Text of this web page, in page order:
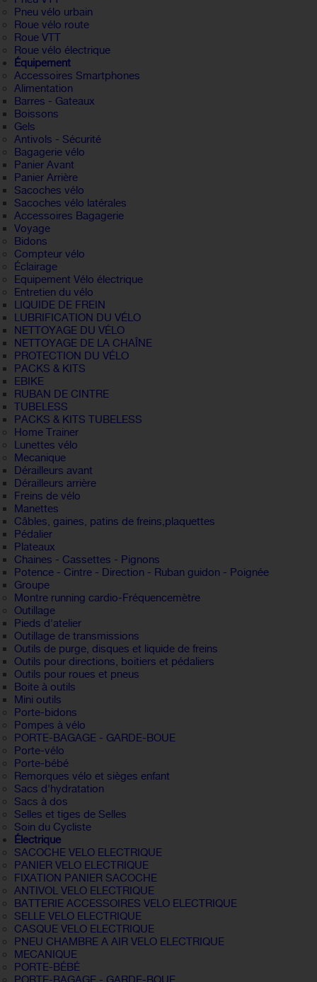
Pneu vélo urbain
Roue vélo route
Roue VTT
Roue vélo électrique
Équipement
Accessoires Smartphones
Alimentation
Barres - Gateaux
Boissons
Gels
Antivols - Sécurité
Bagagerie vélo
Panier Avant
Panier Arrière
Sacoches vélo
Sacoches vélo latérales
Accessoires Bagagerie
Voyage
Bidons
Compteur vélo
Éclairage
Equipement Vélo électrique
Entretien du vélo
LIQUIDE DE FREIN
LUBRIFICATION DU VÉLO
NETTOYAGE DU VÉLO
NETTOYAGE DE LA CHAÎNE
PROTECTION DU VÉLO
PACKS & KITS
EBIKE
RUBAN DE CINTRE
TUBELESS
PACKS & KITS TUBELESS
Home Trainer
Lunettes vélo
Mecanique
Dérailleurs avant
Dérailleurs arrière
Freins de vélo
Manettes
Câbles, gaines, patins de freins,plaquettes
Pédalier
Plateaux
Chaines - Cassettes - Pignons
Potence - Cintre - Direction - Ruban guidon - Poignée
Groupe
Montre running cardio-Fréquencemètre
Outillage
Pieds d'atelier
Outillage de transmissions
Outils de purge, disques et liquide de freins
Outils pour directions, boitiers et pédaliers
Outils pour roues et pneus
Boite à outils
Mini outils
Porte-bidons
Pompes à vélo
PORTE-BAGAGE - GARDE-BOUE
Porte-vélo
Porte-bébé
Remorques vélo et sièges enfant
Sacs d'hydratation
Sacs à dos
Selles et tiges de Selles
Soin du Cycliste
Électrique
SACOCHE VELO ELECTRIQUE
PANIER VELO ELECTRIQUE
FIXATION PANIER SACOCHE
ANTIVOL VELO ELECTRIQUE
BATTERIE ACCESSOIRES VELO ELECTRIQUE
SELLE VELO ELECTRIQUE
CASQUE VELO ELECTRIQUE
PNEU CHAMBRE A AIR VELO ELECTRIQUE
MECANIQUE
PORTE-BÉBÉ